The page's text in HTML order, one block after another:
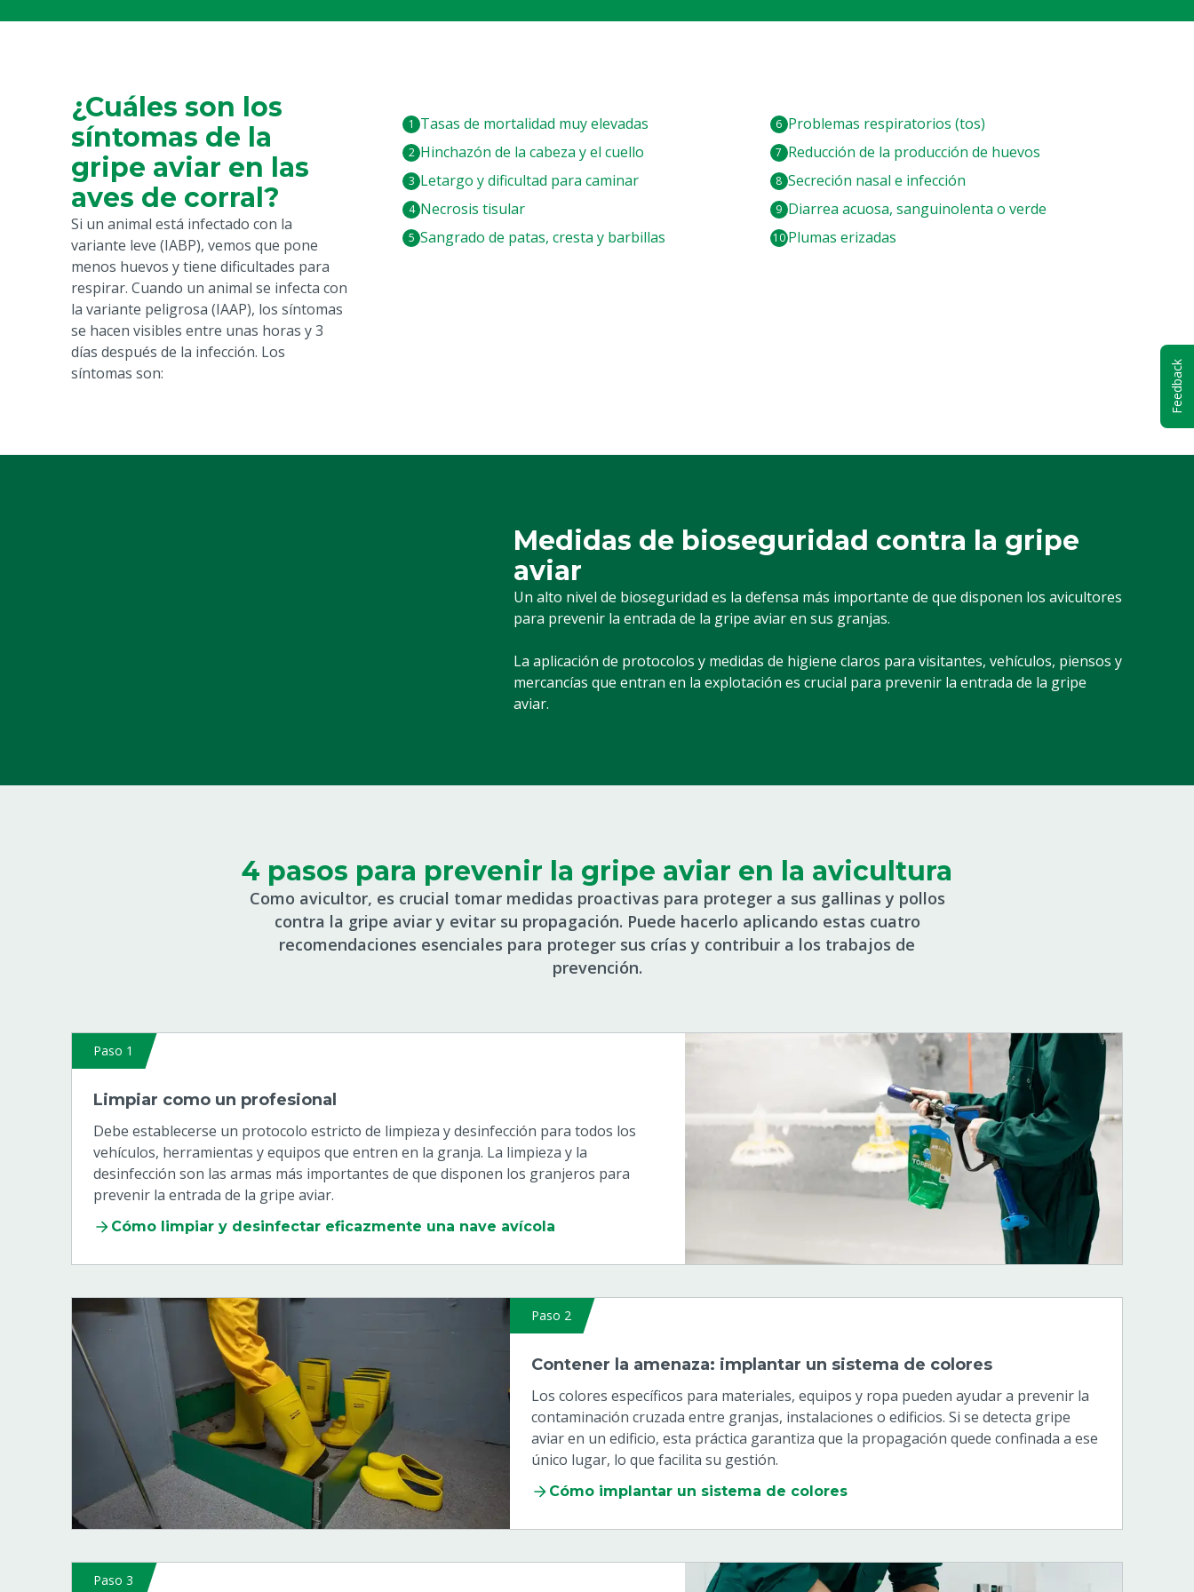
¿Cuáles son los
síntomas de la
gripe aviar en las
aves de corral?
Si un animal está infectado con la
variante leve (IABP), vemos que pone
menos huevos y tiene dificultades para
respirar. Cuando un animal se infecta con
la variante peligrosa (IAAP), los síntomas
se hacen visibles entre unas horas y 3
días después de la infección. Los
síntomas son:
Tasas de mortalidad muy elevadas
Hinchazón de la cabeza y el cuello
Letargo y dificultad para caminar
Necrosis tisular
Sangrado de patas, cresta y barbillas
Problemas respiratorios (tos)
Reducción de la producción de huevos
Secreción nasal e infección
Diarrea acuosa, sanguinolenta o verde
Plumas erizadas
Medidas de bioseguridad contra la gripe
aviar
Un alto nivel de bioseguridad es la defensa más importante de que disponen los avicultores
para prevenir la entrada de la gripe aviar en sus granjas.
La aplicación de protocolos y medidas de higiene claros para visitantes, vehículos, piensos y
mercancías que entran en la explotación es crucial para prevenir la entrada de la gripe
aviar.
4 pasos para prevenir la gripe aviar en la avicultura
Como avicultor, es crucial tomar medidas proactivas para proteger a sus gallinas y pollos
contra la gripe aviar y evitar su propagación. Puede hacerlo aplicando estas cuatro
recomendaciones esenciales para proteger sus crías y contribuir a los trabajos de
prevención.
Paso 1
Limpiar como un profesional
Debe establecerse un protocolo estricto de limpieza y desinfección para todos los
vehículos, herramientas y equipos que entren en la granja. La limpieza y la
desinfección son las armas más importantes de que disponen los granjeros para
prevenir la entrada de la gripe aviar.
Cómo limpiar y desinfectar eficazmente una nave avícola
Paso 2
Contener la amenaza: implantar un sistema de colores
Los colores específicos para materiales, equipos y ropa pueden ayudar a prevenir la
contaminación cruzada entre granjas, instalaciones o edificios. Si se detecta gripe
aviar en un edificio, esta práctica garantiza que la propagación quede confinada a ese
único lugar, lo que facilita su gestión.
Cómo implantar un sistema de colores
Paso 3
Feedback